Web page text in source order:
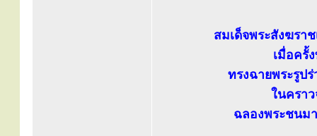
สมเด็จพระสังฆรา
เมื่อครั้
ทรงฉายพระรูป
ในครา
ฉลองพระชนม